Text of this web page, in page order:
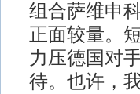
组合萨维申
正面较量。
力压德国对
待。也许，